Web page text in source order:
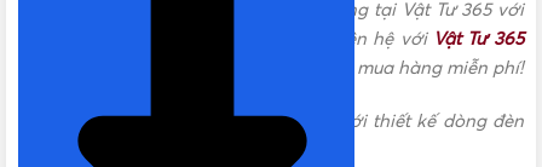
900lm (AS vàng)
được phân phối chính hãng tại Vật Tư 365 với
nhiều chương trình ưu đãi hấp dẫn. Liên hệ với Vật Tư 365
theo các kênh bên dưới để được tư vấn mua hàng miễn phí!
Lưu ý: Dimmer không tương thích với thiết kế dòng đèn